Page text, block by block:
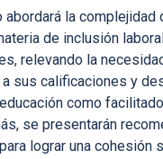
abordará la complejidad
de inclusión
relevando la
sus calificaciones y
como
se presentarán
lograr una cohesión